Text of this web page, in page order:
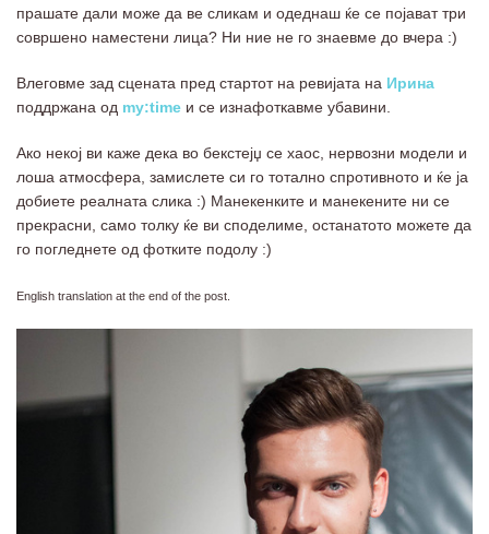
прашате дали може да ве сликам и одеднаш ќе се појават три
совршено наместени лица? Ни ние не го знаевме до вчера :)
Влеговме зад сцената пред стартот на ревијата на Ирина
поддржана од my:time и се изнафоткавме убавини.
Ако некој ви каже дека во бекстејџ се хаос, нервозни модели и
лоша атмосфера, замислете си го тотално спротивното и ќе ја
добиете реалната слика :) Mанекенките и манекените ни се
прекрасни, само толку ќе ви споделиме, останатото можете да
го погледнете од фотките подолу :)
English translation at the end of the post.